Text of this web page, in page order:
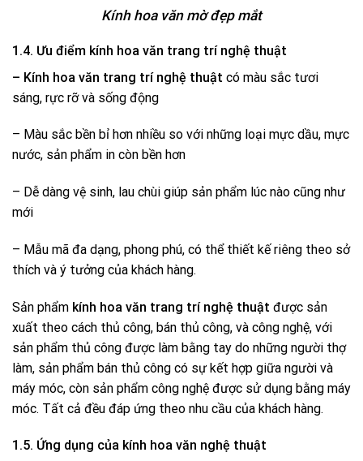
Kính hoa văn mờ đẹp mắt
1.4. Ưu điểm kính hoa văn trang trí nghệ thuật
– Kính hoa văn trang trí nghệ thuật có màu sắc tươi
sáng, rực rỡ và sống động
– Màu sắc bền bỉ hơn nhiều so với những loại mực dầu, mực
nước, sản phẩm in còn bền hơn
– Dễ dàng vệ sinh, lau chùi giúp sản phẩm lúc nào cũng như
mới
– Mẫu mã đa dạng, phong phú, có thể thiết kế riêng theo sở
thích và ý tưởng của khách hàng.
Sản phẩm kính hoa văn trang trí nghệ thuật được sản
xuất theo cách thủ công, bán thủ công, và công nghệ, với
sản phẩm thủ công được làm bằng tay do những người thợ
làm, sản phẩm bán thủ công có sự kết hợp giữa người và
máy móc, còn sản phẩm công nghệ được sử dụng bằng máy
móc. Tất cả đều đáp ứng theo nhu cầu của khách hàng.
1.5. Ứng dụng của kính hoa văn nghệ thuật